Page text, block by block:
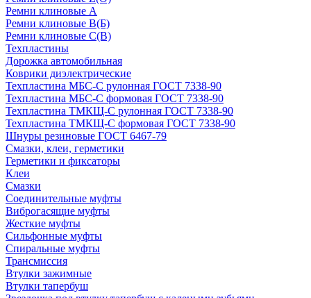
Ремни клиновые А
Ремни клиновые В(Б)
Ремни клиновые С(В)
Техпластины
Дорожка автомобильная
Коврики диэлектрические
Техпластина МБС-С рулонная ГОСТ 7338-90
Техпластина МБС-С формовая ГОСТ 7338-90
Техпластина ТМКЩ-С рулонная ГОСТ 7338-90
Техпластина ТМКЩ-С формовая ГОСТ 7338-90
Шнуры резиновые ГОСТ 6467-79
Смазки, клеи, герметики
Герметики и фиксаторы
Клеи
Смазки
Соединительные муфты
Виброгасящие муфты
Жесткие муфты
Сильфонные муфты
Спиральные муфты
Трансмиссия
Втулки зажимные
Втулки тапербуш